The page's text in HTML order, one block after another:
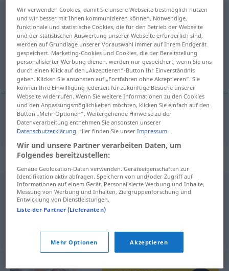
Instinktn <-[e]s;-e>
Übersicht aller Übersetzungen
(Für mehr Details die Übersetzung anklicken/antippen)
instynkt
instynkt Instinkt
Synonyme für "Instinkt"
Intuition,Eingebung,Vorahnung,Gefühl,Ahnung
Gespür
© OpenThesaurus.de
Wir verwenden Cookies, damit Sie unsere Webseite bestmöglich nutzen
und wir besser mit Ihnen kommunizieren können. Notwendige,
funktionale und statistische Cookies, die für den Betrieb der Webseite
und der statistischen Auswertung unserer Webseite erforderlich sind,
werden auf Grundlage unserer Vorauswahl immer auf Ihrem Endgerät
gespeichert. Marketing-Cookies und Cookies, die der Bereitstellung
personalisierter Werbung dienen, werden nur gespeichert, wenn Sie uns
durch einen Klick auf den „Akzeptieren“-Button Ihr Einverständnis
geben. Klicken Sie ansonsten auf „Fortfahren ohne Akzeptieren“. Sie
können Ihre Einwilligung jederzeit für zukünftige Besuche unserer
Webseite widerrufen. Wenn Sie weitere Informationen zu den Cookies
und den Anpassungsmöglichkeiten möchten, klicken Sie einfach auf den
Button „Mehr Optionen“. Weitergehende Hinweise zu der
Datenverarbeitung entnehmen Sie ansonsten unserer
Datenschutzerklärung. Hier finden Sie unserImpressum.
Wir und unsere Partner verarbeiten Daten, um
Folgendes bereitzustellen:
Genaue Geolocation-Daten verwenden. Geräteeigenschaften zur
Identifikation aktiv abfragen. Speichern von und/oder Zugriff auf
Informationen auf einem Gerät. Personalisierte Werbung und Inhalte,
Messung von Werbung und Inhalten, Zielgruppenforschung und
Entwicklung von Dienstleistungen.
Liste der Partner (Lieferanten)
Mehr Optionen Akzeptieren